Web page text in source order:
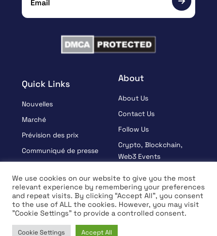
Quick Links
Nouvelles
Marché
Prévision des prix
Communiqué de presse
Apprendre
Entrevue
About
About Us
Contact Us
Follow Us
Crypto, Blockchain,
Web3 Events
Terms And Condition
Privacy Policy
We use cookies on our website to give you the most
relevant experience by remembering your preferences
and repeat visits. By clicking “Accept All”, you consent
to the use of ALL the cookies. However, you may visit
"Cookie Settings" to provide a controlled consent.
Cookie Settings Accept All